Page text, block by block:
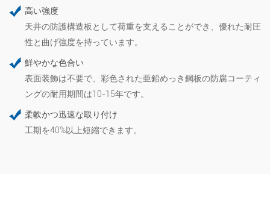
高い強度
天井の防護構造板として荷重を支えることができ、優れた耐圧
性と曲げ強度を持っています。
鮮やかな色合い
表面装飾は不要で、彩色された亜鉛めっき鋼板の防腐コーティ
ングの耐用期間は10-15年です。
柔軟かつ迅速な取り付け
工期を40%以上短縮できます。